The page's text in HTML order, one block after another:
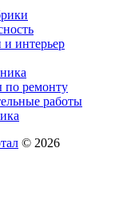
и интерьер
по ремонту
работы
© 2026